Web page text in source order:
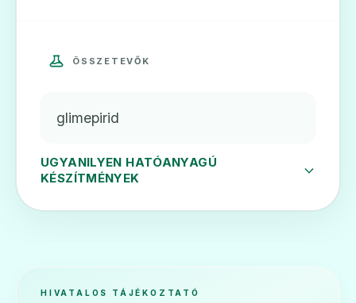
Ár: —
🧬
ÖSSZETEVŐK
glimepirid
UGYANILYEN HATÓANYAGÚ
KÉSZÍTMÉNYEK
HIVATALOS TÁJÉKOZTATÓ